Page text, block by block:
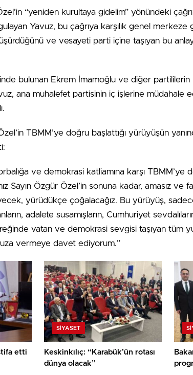
“yeniden kurultaya gidelim” yönündeki
Yavuz, bu çağrıya karşılık genel
ve vesayeti parti içine taşıyan bu
bulunan Ekrem İmamoğlu ve diğer partililerin
ana muhalefet partisinin iç işlerine müdahale
TBMM’ye doğru başlattığı yürüyüşün
ve demokrasi katliamına karşı
Sayın Özgür Özel’in sonuna kadar, amasız ve
yürüdükçe çoğalacağız. Bu yürüyüş,
adalete susamışların, Cumhuriyet
vatan ve demokrasi sevgisi taşıyan tüm
vermeye davet ediyorum.”
etti
SIYASET
Keskinkılıç: “Karabük’ün rotası
dünya olacak”